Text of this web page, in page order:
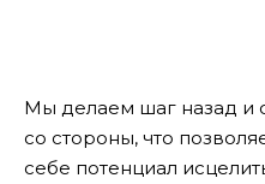
Мы делаем шаг назад и
со стороны, что
себе потенциал